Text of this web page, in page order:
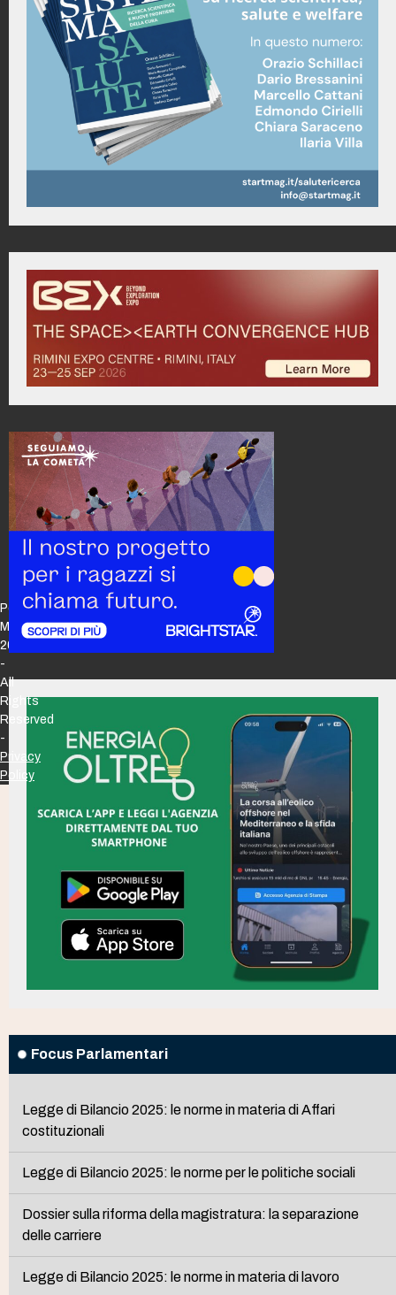
Focus Parlamentari
Legge di Bilancio 2025: le norme in materia di Affari
costituzionali
Legge di Bilancio 2025: le norme per le politiche sociali
Dossier sulla riforma della magistratura: la separazione
delle carriere
Legge di Bilancio 2025: le norme in materia di lavoro
Policy
Maker
2026
-
All
Rights
Reserved
-
Privacy
Policy